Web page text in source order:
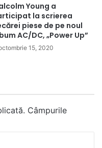
Young a
la scrierea
piese de pe noul
AC/DC, „Power Up”
15, 2020
Câmpurile